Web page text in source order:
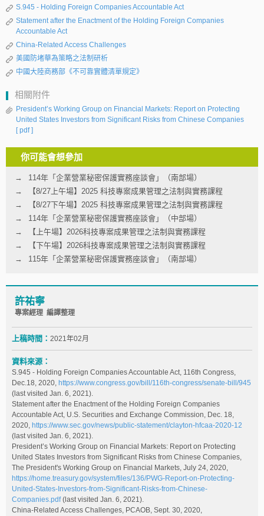
S.945 - Holding Foreign Companies Accountable Act
Statement after the Enactment of the Holding Foreign Companies
Accountable Act
China-Related Access Challenges
美國防堵華為策略之法制研析
中國大陸商務部《不可靠實體清單規定》
相關附件
President’s Working Group on Financial Markets: Report on Protecting
United States Investors from Significant Risks from Chinese Companies
[ pdf ]
你可能會想參加
114年「企業營業秘密保護實務座談會」（南部場）
【8/27上午場】2025 科技專案成果管理之法制與實務課程
【8/27下午場】2025 科技專案成果管理之法制與實務課程
114年「企業營業秘密保護實務座談會」（中部場）
【上午場】2026科技專案成果管理之法制與實務課程
【下午場】2026科技專案成果管理之法制與實務課程
115年「企業營業秘密保護實務座談會」（南部場）
許祐寧
專案經理 編譯整理
上稿時間： 2021年02月
資料來源：
S.945 - Holding Foreign Companies Accountable Act, 116th Congress,
Dec.18, 2020, https://www.congress.gov/bill/116th-congress/senate-bill/945
(last visited Jan. 6, 2021).
Statement after the Enactment of the Holding Foreign Companies
Accountable Act, U.S. Securities and Exchange Commission, Dec. 18,
2020, https://www.sec.gov/news/public-statement/clayton-hfcaa-2020-12
(last visited Jan. 6, 2021).
President’s Working Group on Financial Markets: Report on Protecting
United States Investors from Significant Risks from Chinese Companies,
The President's Working Group on Financial Markets, July 24, 2020,
https://home.treasury.gov/system/files/136/PWG-Report-on-Protecting-
United-States-Investors-from-Significant-Risks-from-Chinese-
Companies.pdf(last visited Jan. 6, 2021).
China-Related Access Challenges, PCAOB, Sept. 30, 2020,